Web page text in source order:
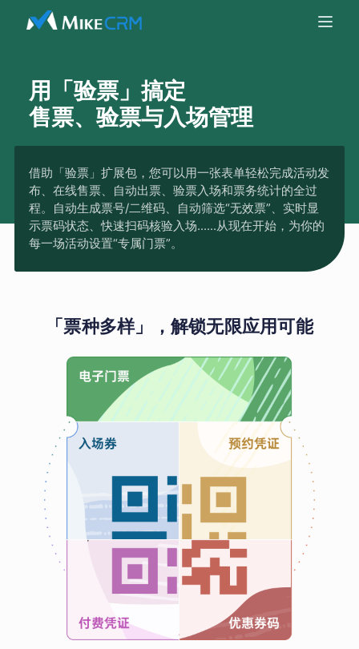
用「验票」搞定
售票、验票与入场管理
借助「验票」扩展包，您可以用一张表单轻松完成活动发
布、在线售票、自动出票、验票入场和票务统计的全过
程。自动生成票号/二维码、自动筛选“无效票”、实时显
示票码状态、快速扫码核验入场......从现在开始，为你的
每一场活动设置“专属门票”。
「票种多样」，解锁无限应用可能